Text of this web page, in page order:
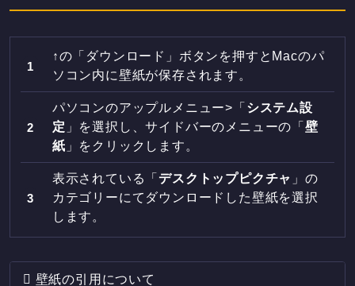
↑の「ダウンロード」ボタンを押すとMacのパ
ソコン内に壁紙が保存されます。
パソコンのアップルメニュー>「 システム設
定 」を選択し、サイドバーのメニューの「壁
紙 」をクリックします。
表示されている「 デスクトップピクチャ 」の
カテゴリーにてダウンロードした壁紙を選択
します。
壁紙の引用について